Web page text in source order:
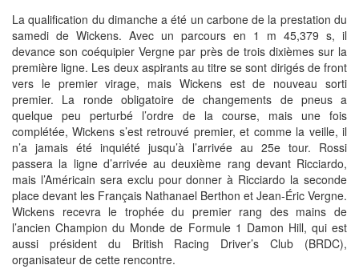
La qualification du dimanche a été un carbone de la prestation du
samedi de Wickens. Avec un parcours en 1 m 45,379 s, il
devance son coéquipier Vergne par près de trois dixièmes sur la
première ligne. Les deux aspirants au titre se sont dirigés de front
vers le premier virage, mais Wickens est de nouveau sorti
premier. La ronde obligatoire de changements de pneus a
quelque peu perturbé l’ordre de la course, mais une fois
complétée, Wickens s’est retrouvé premier, et comme la veille, il
n’a jamais été inquiété jusqu’à l’arrivée au 25e tour. Rossi
passera la ligne d’arrivée au deuxième rang devant Ricciardo,
mais l’Américain sera exclu pour donner à Ricciardo la seconde
place devant les Français Nathanael Berthon et Jean-Éric Vergne.
Wickens recevra le trophée du premier rang des mains de
l’ancien Champion du Monde de Formule 1 Damon Hill, qui est
aussi président du British Racing Driver’s Club (BRDC),
organisateur de cette rencontre.